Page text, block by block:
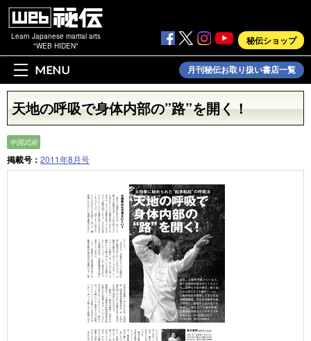
Learn Japanese martial arts
"WEB HIDEN"
秘伝ショップ
MENU 月刊秘伝お取り扱い書店一覧
天地の呼吸で身体内部の”路”を開く！
中国武術
掲載号： 2011年8月号